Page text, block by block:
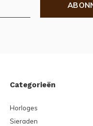
Categorieën
Horloges
Sieraden